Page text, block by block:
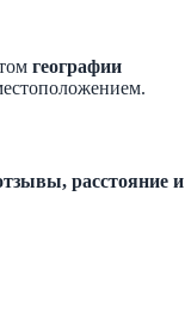
географии
расстояние и